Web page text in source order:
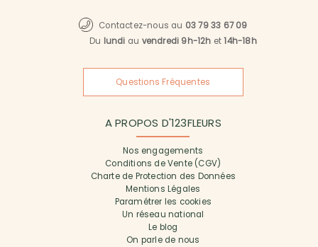
Contactez-nous au 03 79 33 67 09
Du lundi au vendredi 9h-12h et14h-18h
Questions Fréquentes
A PROPOS D'123FLEURS
Nos engagements
Conditions de Vente (CGV)
Charte de Protection des Données
Mentions Légales
Paramétrer les cookies
Un réseau national
Le blog
On parle de nous